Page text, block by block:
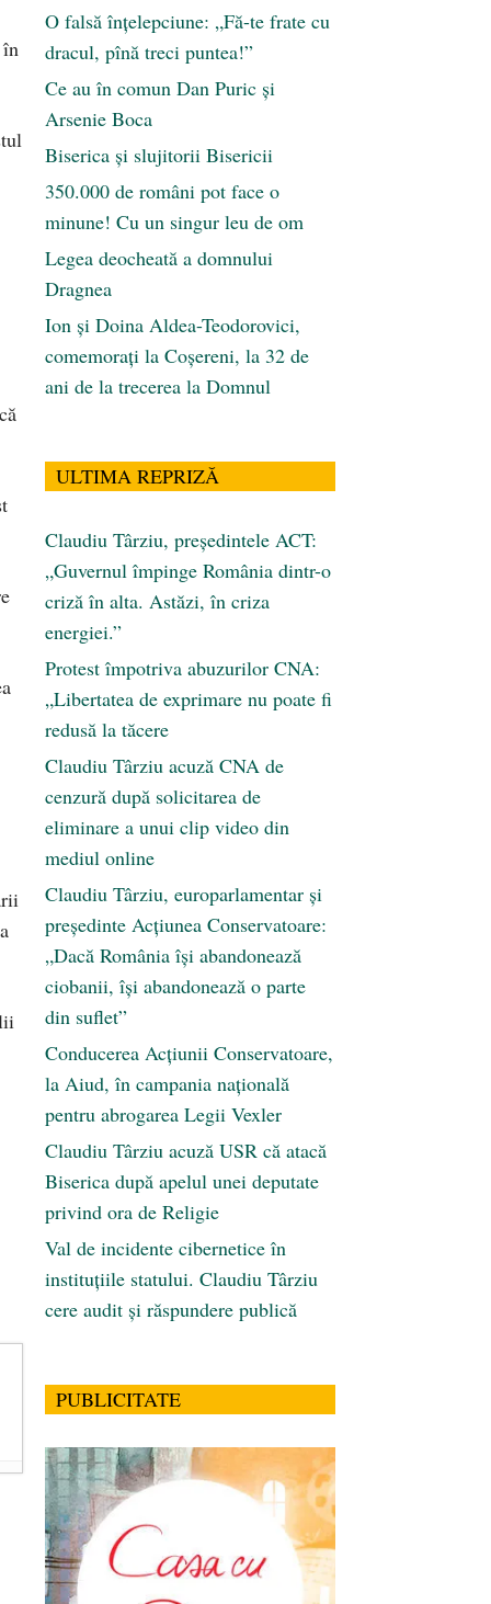
O falsă înțelepciune: „Fă-te frate cu
dracul, pînă treci puntea!”
Ce au în comun Dan Puric şi
Arsenie Boca
Biserica și slujitorii Bisericii
350.000 de români pot face o
minune! Cu un singur leu de om
Legea deocheată a domnului
Dragnea
Ion și Doina Aldea-Teodorovici,
comemorați la Coșereni, la 32 de
ani de la trecerea la Domnul
ULTIMA REPRIZĂ
Claudiu Târziu, președintele ACT:
„Guvernul împinge România dintr-o
criză în alta. Astăzi, în criza
energiei.”
Protest împotriva abuzurilor CNA:
„Libertatea de exprimare nu poate fi
redusă la tăcere
Claudiu Târziu acuză CNA de
cenzură după solicitarea de
eliminare a unui clip video din
mediul online
Claudiu Târziu, europarlamentar și
președinte Acțiunea Conservatoare:
„Dacă România își abandonează
ciobanii, își abandonează o parte
din suflet”
Conducerea Acțiunii Conservatoare,
la Aiud, în campania națională
pentru abrogarea Legii Vexler
Claudiu Târziu acuză USR că atacă
Biserica după apelul unei deputate
privind ora de Religie
Val de incidente cibernetice în
instituțiile statului. Claudiu Târziu
cere audit și răspundere publică
PUBLICITATE